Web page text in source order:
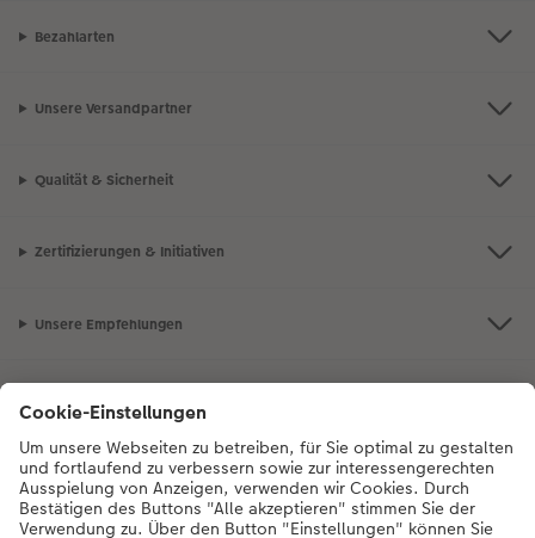
Bezahlarten
Unsere Versandpartner
Qualität & Sicherheit
Zertifizierungen & Initiativen
Unsere Empfehlungen
Service